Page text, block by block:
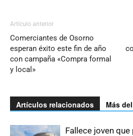
Artículo anterior
Comerciantes de Osorno
esperan éxito este fin de año
con campaña «Compra formal
y local»
Artículos relacionados Más
Fallece joven